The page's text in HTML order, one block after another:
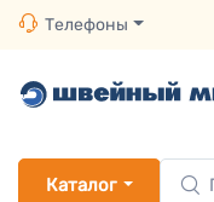
Телефоны
Каталог